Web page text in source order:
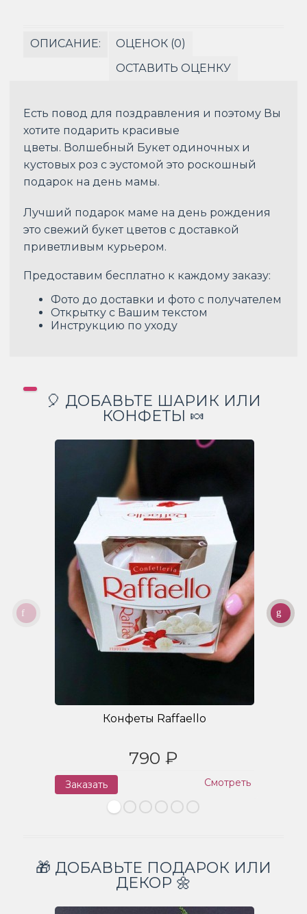
ОПИСАНИЕ:
ОЦЕНОК (0)
ОСТАВИТЬ ОЦЕНКУ
Есть повод для поздравления и поэтому Вы
хотите подарить красивые
цветы. Волшебный Букет одиночных и
кустовых роз с эустомой это роскошный
подарок на день мамы.
Лучший подарок маме на день рождения
это свежий букет цветов с доставкой
приветливым курьером.
Предоставим бесплатно к каждому заказу:
Фото до доставки и фото с получателем
Открытку с Вашим текстом
Инструкцию по уходу
🎈 ДОБАВЬТЕ ШАРИК ИЛИ
КОНФЕТЫ 🍬
Конфеты Raffaello
790 ₽
Заказать Смотреть
🎁 ДОБАВЬТЕ ПОДАРОК ИЛИ
ДЕКОР 🌼